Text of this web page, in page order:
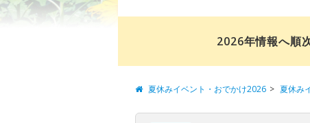
2026年情報へ順
夏休みイベント・おでかけ2026 夏休み